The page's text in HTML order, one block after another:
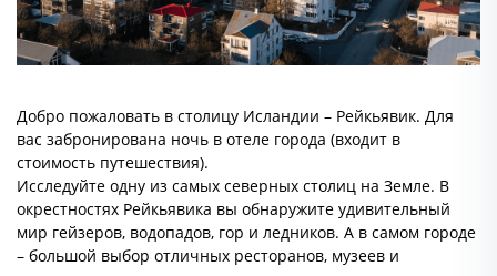
Добро пожаловать в столицу Исландии – Рейкьявик. Для
вас забронирована ночь в отеле города (входит в
стоимость путешествия).
Исследуйте одну из самых северных столиц на Земле. В
окрестностях Рейкьявика вы обнаружите удивительный
мир гейзеров, водопадов, гор и ледников. А в самом городе
– большой выбор отличных ресторанов, музеев и